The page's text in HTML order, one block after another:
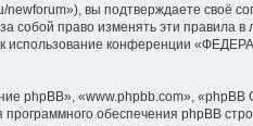
вы подтверждаете своё
право изменять эти правила в
использование конференции
phpBB», «www.phpbb.com», «phpBB
программного обеспечения phpBB